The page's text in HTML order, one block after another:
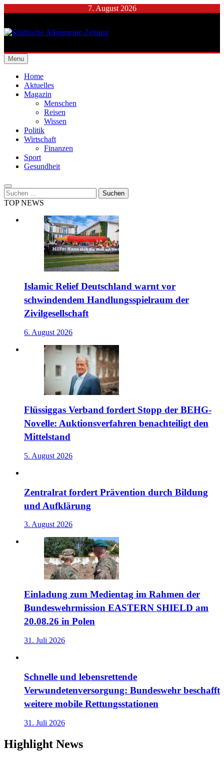
7. August 2026
Städtische Allgemeine
Zeitung
Menu
Home
Aktuelles
Magazin
Menschen
Reisen
Wissen
Politik
Wirtschaft
Finanzen
Sport
Gesundheit
Suchen
nach:
TOP NEWS
Islamic Relief Deutschland warnt vor
schwindendem Handlungsspielraum der
Zivilgesellschaft
6. August 2026
Flüssiggas Verband fordert Stopp der BEHG-
Novelle: Auktionsverfahren benachteiligt den
Mittelstand
5. August 2026
Zentralrat fordert Prävention durch Bildung
und Aufklärung
3. August 2026
Einladung zum Medientag im Rahmen der
Bundeswehrmission EASTERN SHIELD am
20.08.26 in Polen
31. Juli 2026
Schnelle und lebensrettende
Verwundetenversorgung: Bundeswehr beschafft
weitere mobile Rettungsstationen
31. Juli 2026
Highlight News